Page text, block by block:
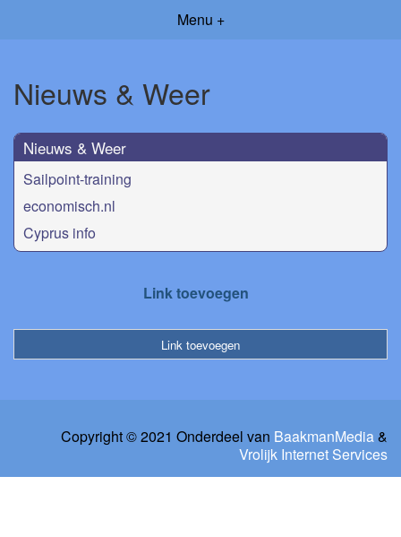
Menu +
Nieuws & Weer
Nieuws & Weer
Sailpoint-training
economisch.nl
Cyprus info
Link toevoegen
Link toevoegen
Copyright © 2021 Onderdeel van BaakmanMedia&
Vrolijk Internet Services